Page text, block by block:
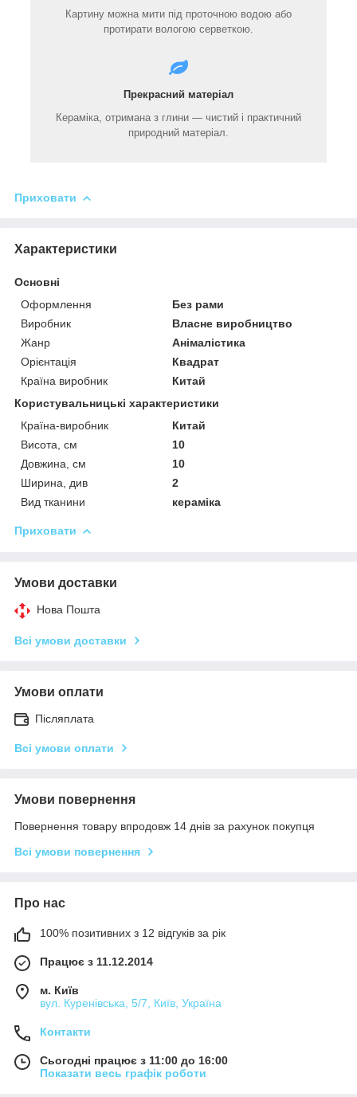
Картину можна мити під проточною водою або
протирати вологою серветкою
Прекрасний матеріал
Кераміка, отримана з глини — чистий і практичний
природний матеріал.
Приховати
Характеристики
Основні
Оформлення
Без рами
Виробник
Власне виробництво
Жанр
Анімалістика
Орієнтація
Квадрат
Країна виробник
Китай
Користувальницькі характеристики
Країна-виробник
Китай
Висота, см
10
Довжина, см
10
Ширина, див
2
Вид тканини
кераміка
Приховати
Умови доставки
Нова Пошта
Всі умови доставки
Умови оплати
Післяплата
Всі умови оплати
Умови повернення
Повернення товару впродовж 14 днів за рахунок покупця
Всі умови повернення
Про нас
100% позитивних з 12 відгуків за рік
Працює з 11.12.2014
м. Київ
вул. Куренівська, 5/7, Київ, Україна
Контакти
Сьогодні працює з 11:00 до 16:00
Показати весь графік роботи